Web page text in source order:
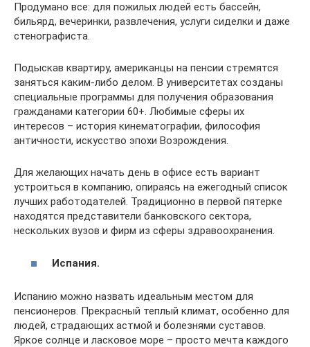
Продумано все: для пожилых людей есть бассейн,
бильярд, вечеринки, развлечения, услуги сиделки и даже
стенографиста.
Подыскав квартиру, американцы на пенсии стремятся
заняться каким-либо делом. В университетах созданы
специальные программы для получения образования
гражданами категории 60+. Любимые сферы их
интересов – история кинематографии, философия
античности, искусство эпохи Возрождения.
Для желающих начать день в офисе есть вариант
устроиться в компанию, опираясь на ежегодный список
лучших работодателей. Традиционно в первой пятерке
находятся представители банковского сектора,
нескольких вузов и фирм из сферы здравоохранения.
Испания.
Испанию можно назвать идеальным местом для
пенсионеров. Прекрасный теплый климат, особенно для
людей, страдающих астмой и болезнями суставов.
Яркое солнце и ласковое море – просто мечта каждого